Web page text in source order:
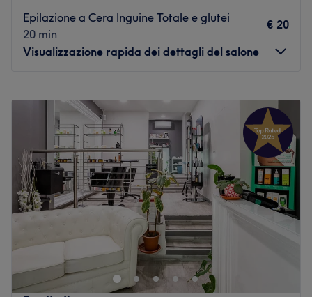
Epilazione a Cera Inguine Totale e glutei
20 min
€ 20
Visualizzazione rapida dei dettagli del salone
Martedì
20:00
Mercoledì
08:30
20:00
Giovedì
–20:00
Venerdì
08:30
20:00
Sabato
08:30
20:00
Domenica
Chiuso
Il centro estetico Dedicato a Te, è un salone aperto nel
2013 e si dedica alla cura del corpo. Una piccola oasi di
relax nel mezzo della frenesia quotidiana dove è
possibile ricaricarsi di energie positive rigenerando il
fisico e la mente.